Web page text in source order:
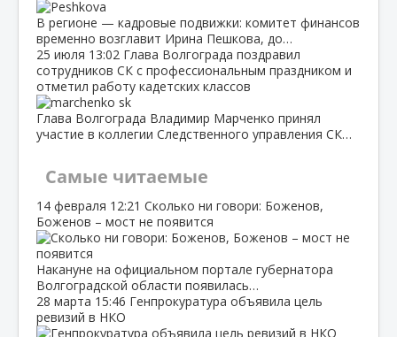
В регионе — кадровые подвижки: комитет финансов
временно возглавит Ирина Пешкова, до…
25 июля 13:02 Глава Волгограда поздравил
сотрудников СК с профессиональным праздником и
отметил работу кадетских классов
Глава Волгограда Владимир Марченко принял
участие в коллегии Следственного управления СК…
Самые читаемые
14 февраля 12:21 Сколько ни говори: Боженов,
Боженов – мост не появится
Накануне на официальном портале губернатора
Волгоградской области появилась…
28 марта 15:46 Генпрокуратура объявила цель
ревизий в НКО